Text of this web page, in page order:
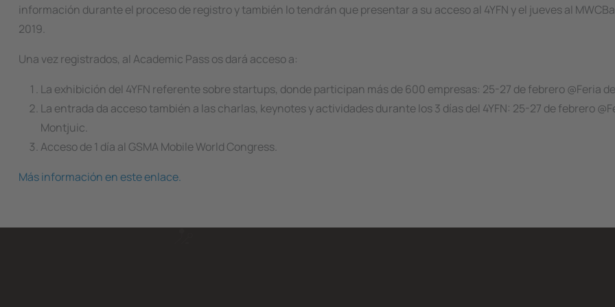
información durante el proceso de registro y también lo tendrán que presentar a su acceso al 4YFN y el jueves al
2019.
Una vez registrados, al Academic Passos dará acceso a:
La exhibición del 4YFN referente sobre startups, donde participan más de 600 empresas: 25-27 de febrero @Feria
La entrada da acceso también a las charlas, keynotes y actividades durante los 3 días del 4YFN: 25-27 de febrero
Montjuic.
Acceso de 1 día al GSMA Mobile World Congress.
Más información en este enlace.